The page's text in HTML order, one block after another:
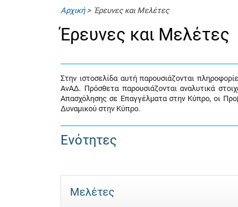
Αρχική> Έρευνες και Μελέτες
Έρευνες και Μελέτες
Στην ιστοσελίδα αυτή παρουσιάζονται
ΑνΑΔ. Πρόσθετα παρουσιάζονται αναλυτικά
Απασχόλησης σε Επαγγέλματα στην Κύπρο, οι
Δυναμικού στην Κύπρο.
Ενότητες
Μελέτες